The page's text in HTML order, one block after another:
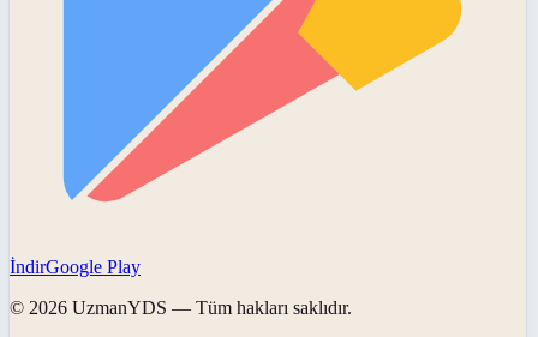
İndirGoogle Play
© 2026 UzmanYDS — Tüm hakları saklıdır.